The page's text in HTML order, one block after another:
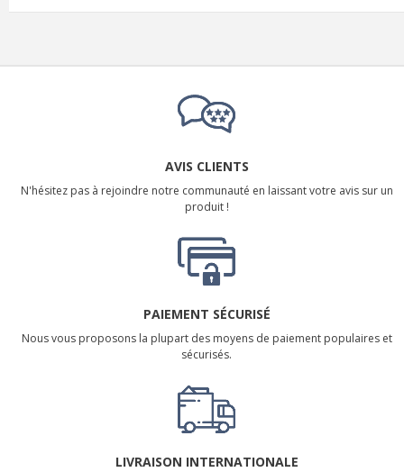
AVIS CLIENTS
N'hésitez pas à rejoindre notre communauté en laissant votre avis sur un
produit !
PAIEMENT SÉCURISÉ
Nous vous proposons la plupart des moyens de paiement populaires et
sécurisés.
LIVRAISON INTERNATIONALE